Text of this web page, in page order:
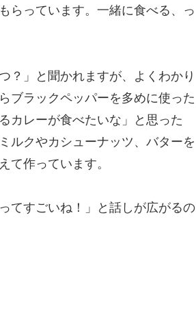
らっています。一緒に食べる、っ
？」と聞かれますが、よくわかり
ブラックペッパーを多めに使った
カレーが食べたいな」と思った
ルクやカシューナッツ、バターを
て作っています。
てすごいね！」と話しが広がるの